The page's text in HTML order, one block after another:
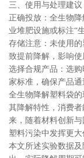
三、使用与处理建议
正确投放：全生物
业堆肥设施或标注“
存储注意：未使用
致提前降解，影响使
选择合规产品：选购
家标准，确保产品通
全生物降解塑料袋
其降解特性，消费
来，随着材料创新
塑料污染中发挥更大
本文所述实验数据